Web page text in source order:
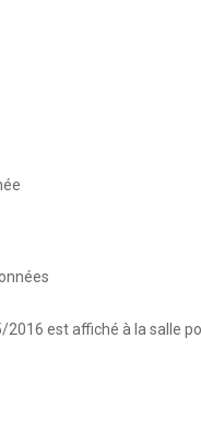
2016 est affiché à la salle